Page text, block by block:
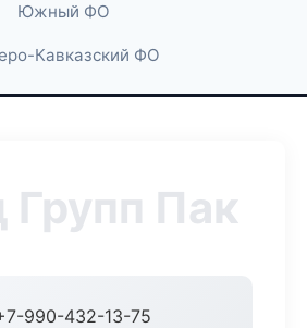
Южный ФО
Кавказский ФО
Групп Пак
990-432-13-75